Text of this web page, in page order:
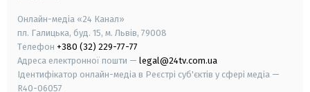
Онлайн-медіа «24 Канал»
пл. Галицька, буд. 15, м. Львів, 79008
Телефон +380 (32) 229-77-77
Адреса електронної пошти — legal@24tv.com.ua
Ідентифікатор онлайн-медіа в Реєстрі суб'єктів у сфері медіа —
R40-06057